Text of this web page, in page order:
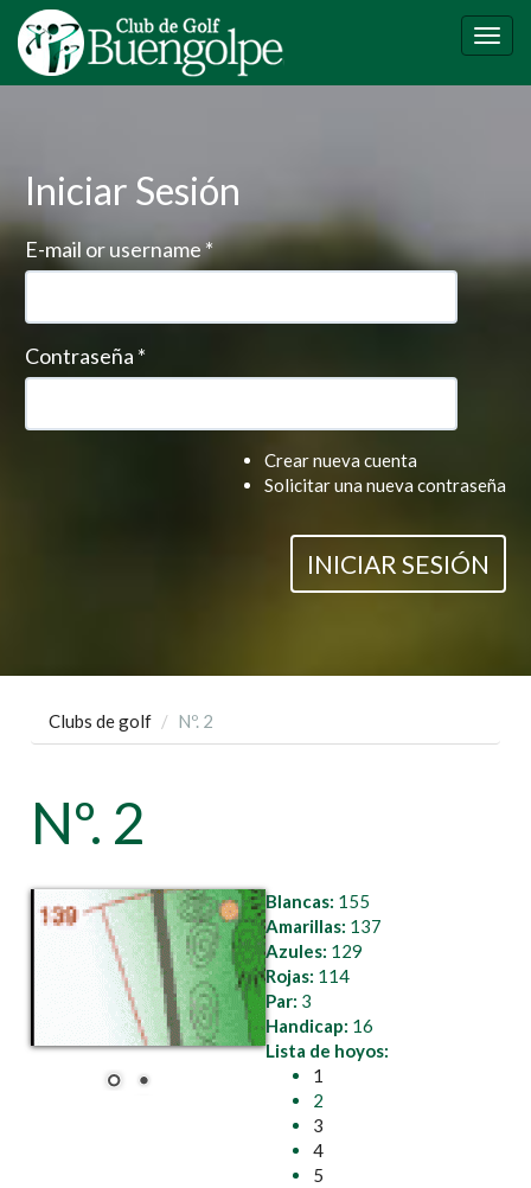
Pasar
contenido
principal
Iniciar Sesión
E-mail or username*
Contraseña *
Crear nueva cuenta
Solicitar una nueva contraseña
INICIAR SESIÓN
Clubs de golf Nº. 2
Nº. 2
Blancas: 155
Amarillas: 137
Azules: 129
Rojas: 114
Par: 3
Handicap: 16
Lista de hoyos:
1
2
3
4
5